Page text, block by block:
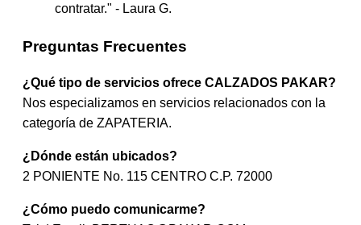
contratar." - Laura G.
Preguntas Frecuentes
¿Qué tipo de servicios ofrece CALZADOS PAKAR?
Nos especializamos en servicios relacionados con la
categoría de ZAPATERIA.
¿Dónde están ubicados?
2 PONIENTE No. 115 CENTRO C.P. 72000
¿Cómo puedo comunicarme?